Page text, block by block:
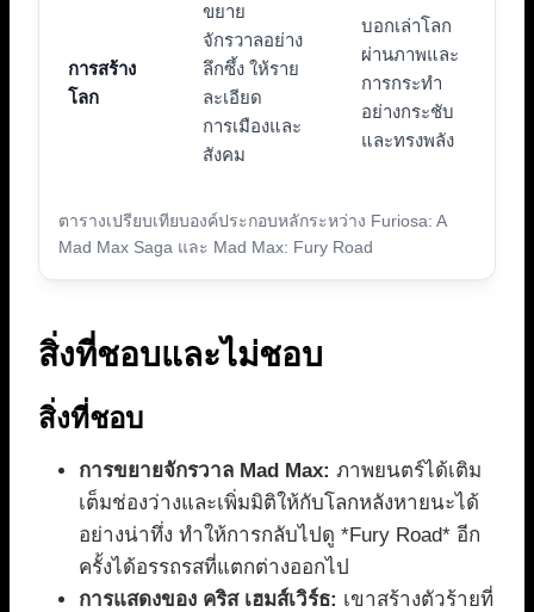
ตารางเปรียบเทียบองค์ประกอบหลักระหว่าง Furiosa: A
Mad Max Saga และ Mad Max: Fury Road
การสร้าง
โลก
ขยาย
จักรวาลอย่าง
ลึกซึ้ง ให้ราย
ละเอียด
การเมืองและ
สังคม
บอกเล่าโลก
ผ่านภาพและ
การกระทำ
อย่างกระชับ
และทรงพลัง
สิ่งที่ชอบและไม่ชอบ
สิ่งที่ชอบ
การขยายจักรวาล Mad Max: ภาพยนตร์ได้เติม
เต็มช่องว่างและเพิ่มมิติให้กับโลกหลังหายนะได้
อย่างน่าทึ่ง ทำให้การกลับไปดู *Fury Road* อีก
ครั้งได้อรรถรสที่แตกต่างออกไป
การแสดงของ คริส เฮมส์เวิร์ธ: เขาสร้างตัวร้ายที่